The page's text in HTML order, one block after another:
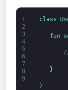
1
2
3
4
5
6
7
8
9
class
fun
}
}